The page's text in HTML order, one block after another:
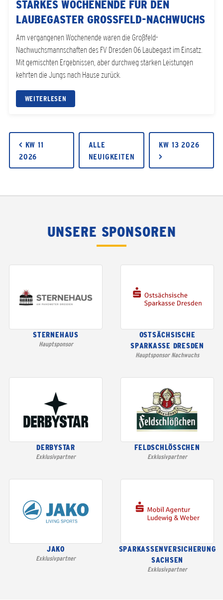
STARKES WOCHENENDE FÜR DEN
LAUBEGASTER GROSSFELD-NACHWUCHS
Am vergangenen Wochenende waren die Großfeld-
Nachwuchsmannschaften des FV Dresden 06 Laubegast im Einsatz.
Mit gemischten Ergebnissen, aber durchweg starken Leistungen
kehrten die Jungs nach Hause zurück.
WEITERLESEN
< KW 11
2026
ALLE
NEUIGKEITEN
KW 13 2026
>
UNSERE SPONSOREN
STERNEHAUS
Hauptsponsor
OSTSÄCHSISCHE
SPARKASSE DRESDEN
Hauptsponsor Nachwuchs
DERBYSTAR
Exklusivpartner
FELDSCHLÖSSCHEN
Exklusivpartner
JAKO
Exklusivpartner
SPARKASSENVERSICHERUNG
SACHSEN
Exklusivpartner